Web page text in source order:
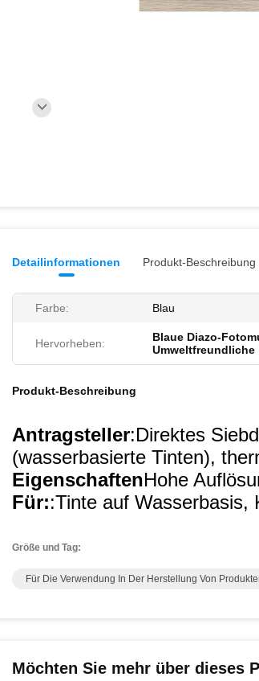
Detailinformationen Produkt-Beschreibung
Farbe: Blau
Hervorheben: Blaue Diazo-
Umweltfreundliche
Produkt-Beschreibung
Antragsteller:Direktes
(wasserbasierte Tinten),
EigenschaftenHohe
Für::Tinte auf Wasserbasis,
Größe und Tag:
Für Die Verwendung In Der Herstellung Von
Möchten Sie mehr über dieses